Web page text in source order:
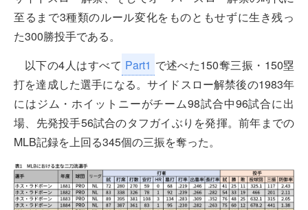
至るまで3種類のルール変化をものともせずに生き残っ
た300勝投手である。
以下の4人はすべて Part1 で述べた150奪三振・150塁
打を達成した選手になる。サイドスロー解禁後の1983年
にはジム・ホイットニーがチーム98試合中96試合に出
場、先発投手56試合のタフガイぶりを発揮。前年までの
MLB記録を上回る345個の三振を奪った。